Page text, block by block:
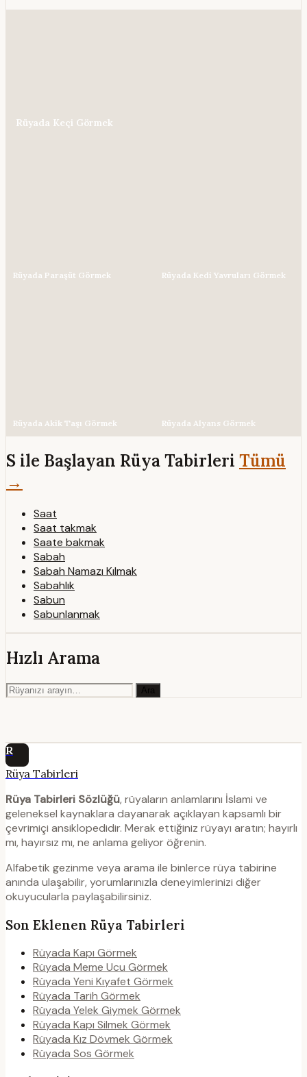
Rüyada Keçi Görmek
Rüyada Paraşüt Görmek Rüyada Kedi Yavruları Görmek
Rüyada Akik Taşı Görmek Rüyada Alyans Görmek
S ile Başlayan Rüya Tabirleri Tümü
→
Saat
Saat takmak
Saate bakmak
Sabah
Sabah Namazı Kılmak
Sabahlık
Sabun
Sabunlanmak
Hızlı Arama
Ara
R
Rüya Tabirleri
Rüya Tabirleri Sözlüğü, rüyaların anlamlarını İslami ve
geleneksel kaynaklara dayanarak açıklayan kapsamlı bir
çevrimiçi ansiklopedidir. Merak ettiğiniz rüyayı aratın; hayırlı
mı, hayırsız mı, ne anlama geliyor öğrenin.
Alfabetik gezinme veya arama ile binlerce rüya tabirine
anında ulaşabilir, yorumlarınızla deneyimlerinizi diğer
okuyucularla paylaşabilirsiniz.
Son Eklenen Rüya Tabirleri
Rüyada Kapı Görmek
Rüyada Meme Ucu Görmek
Rüyada Yeni Kıyafet Görmek
Rüyada Tarih Görmek
Rüyada Yelek Giymek Görmek
Rüyada Kapı Silmek Görmek
Rüyada Kız Dövmek Görmek
Rüyada Sos Görmek